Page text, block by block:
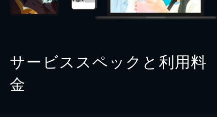
サービススペックと利用料
金